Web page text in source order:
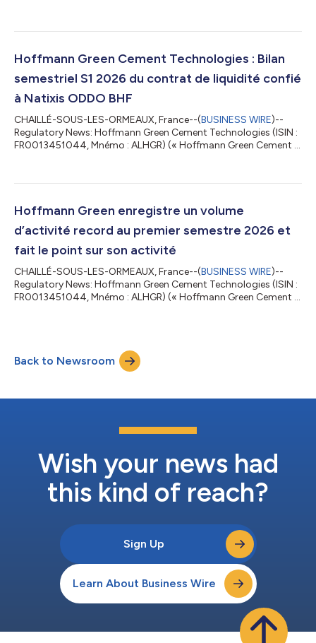
commercialise des ciments innovants sans clinker, annonce la
entreprise familiale spécialisée dans la maçonnerie, le gros
Hoffmann Green Cement Technologies : Bilan
semestriel S1 2026 du contrat de liquidité confié
à Natixis ODDO BHF
CHAILLÉ-SOUS-LES-ORMEAUX, France--(BUSINESS WIRE)--
Regulatory News: Hoffmann Green Cement Technologies (ISIN :
FR0013451044, Mnémo : ALHGR) (« Hoffmann Green Cement »
commercialise des ciments innovants sans clinker, est cotée sur
par HOFFMANN GREEN CEMENT TECHNOL. à NATIXIS ODDO
BHF, à la date du 30/06/2026 les ressources...
Hoffmann Green enregistre un volume
d’activité record au premier semestre 2026 et
fait le point sur son activité
CHAILLÉ-SOUS-LES-ORMEAUX, France--(BUSINESS WIRE)--
Regulatory News: Hoffmann Green Cement Technologies (ISIN :
FR0013451044, Mnémo : ALHGR) (« Hoffmann Green Cement »
volume de production record au premier semestre 2026 et fait
le point sur ses activités. Julien BLANCHARD et David
HOFFMANN, Co-fondateurs de Hoffmann Green Cem...
Back to Newsroom
Wish your news had
this kind of reach?
Sign Up
Learn About Business Wire